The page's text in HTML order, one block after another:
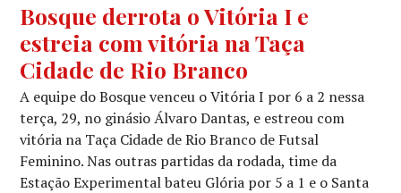
Bosque derrota o Vitória I e
estreia com vitória na Taça
Cidade de Rio Branco
A equipe do Bosque venceu o Vitória I por 6 a 2 nessa
terça, 29, no ginásio Álvaro Dantas, e estreou com
vitória na Taça Cidade de Rio Branco de Futsal
Feminino. Nas outras partidas da rodada, time da
Estação Experimental bateu Glória por 5 a 1 e o Santa